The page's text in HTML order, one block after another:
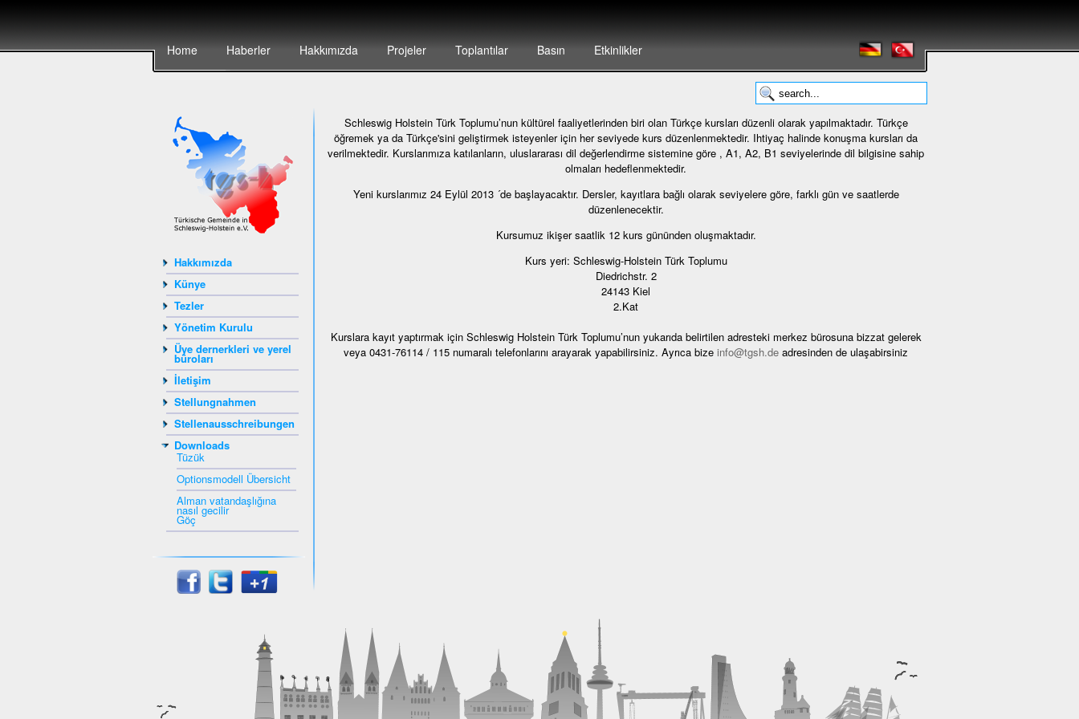
Home Haberler Hakkımızda Projeler Toplantılar Basın Etkinlikler
Hakkımızda
Künye
Tezler
Yönetim Kurulu
Üye dernerkleri ve yerel
büroları
İletişim
Stellungnahmen
Stellenausschreibungen
Downloads
Tüzük
Optionsmodell Übersicht
Alman vatandaşlığına
nasıl gecilir
Göç
Schleswig Holstein Türk Toplumu’nun kültürel faaliyetlerinden biri olan Türkçe kursları düzenli olarak yapılmaktadır. Türkçe
öğremek ya da Türkçe'sini geliştirmek isteyenler için her seviyede kurs düzenlenmektedir. Ihtiyaç halinde konuşma kursları da
verilmektedir. Kurslarımıza katılanların, uluslararası dil değerlendirme sistemine göre , A1, A2, B1 seviyelerinde dil bilgisine sahip
olmaları hedeflenmektedir.
Yeni kurslarımız 24 Eylül 2013 ´de başlayacaktır. Dersler, kayıtlara bağlı olarak seviyelere göre, farklı gün ve saatlerde
düzenlenecektir.
Kursumuz ikişer saatlik 12 kurs gününden oluşmaktadır.
Kurs yeri: Schleswig-Holstein Türk Toplumu
Diedrichstr. 2
24143 Kiel
2.Kat
Kurslara kayıt yaptırmak için Schleswig Holstein Türk Toplumu’nun yukarıda belirtilen adresteki merkez bürosuna bizzat gelerek
veya 0431-76114 / 115 numaralı telefonlarını arayarak yapabilirsiniz. Ayrıca bize info@tgsh.de adresinden de ulaşabirsiniz